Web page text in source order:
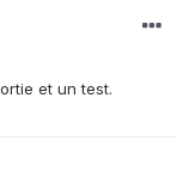
et un test.